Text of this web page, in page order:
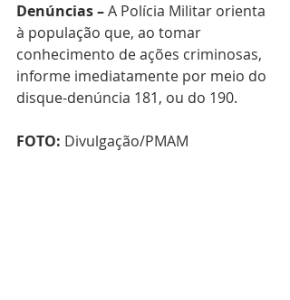
Denúncias – A Polícia Militar orienta
à população que, ao tomar
conhecimento de ações criminosas,
informe imediatamente por meio do
disque-denúncia 181, ou do 190.
FOTO: Divulgação/PMAM